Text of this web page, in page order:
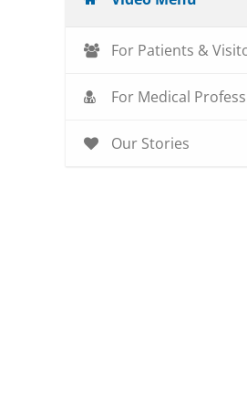
For Patients &
For Medical
Our Stories